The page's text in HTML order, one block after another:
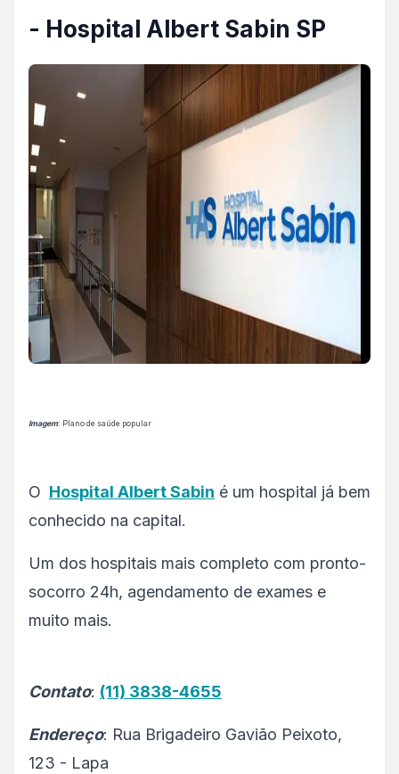
- Hospital Albert Sabin SP
Imagem: Plano de saúde popular
O Hospital Albert Sabin é um hospital já bem
conhecido na capital.
Um dos hospitais mais completo com pronto-
socorro 24h, agendamento de exames e
muito mais.
Contato: (11) 3838-4655
Endereço: Rua Brigadeiro Gavião Peixoto,
123 - Lapa